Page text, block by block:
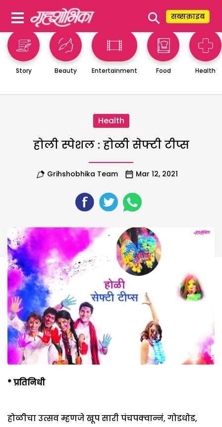
⚲ सब्सक्राइब
Story Beauty Entertainment Food Health
Health
होली स्पेशल : होळी सेफ्टी टीप्स
Grihshobhika Team Mar 12, 2021
* प्रतिनिधी
होळीचा उत्सव म्हणजे खूप सारी पंचपक्वान्नं, गोडधोड,